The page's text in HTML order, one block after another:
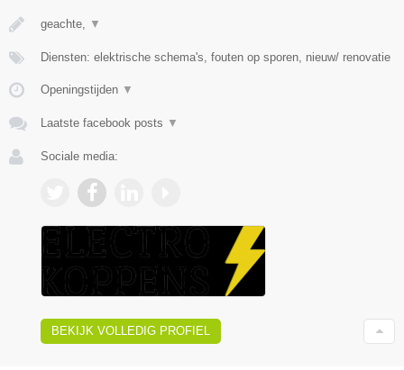
geachte, ▼
Diensten: elektrische schema's, fouten op sporen, nieuw/ renovatie
Openingstijden ▼
Laatste facebook posts ▼
Sociale media:
BEKIJK VOLLEDIG PROFIEL